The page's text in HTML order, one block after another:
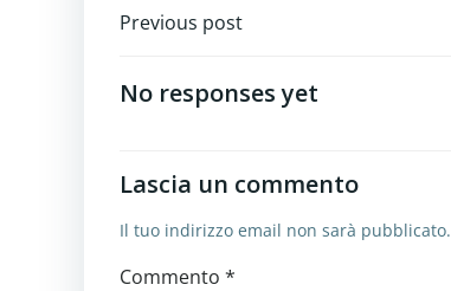
Navigazione
articoli
Previous post
No responses yet
Lascia un commento
Il tuo indirizzo email non sarà pubblicato.
Commento *